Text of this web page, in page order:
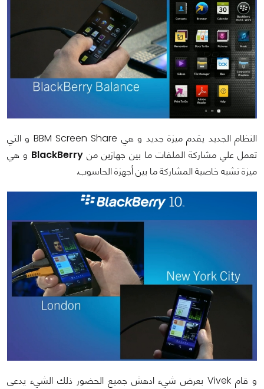
النظام الجديد يقدم ميزة جديد و هي BBM Screen Share و التي
تعمل علي مشاركة الملفات ما بين جهازين من BlackBerry و هي
ميزة تشبه خاصية المشاركة ما بين أجهزة الحاسوب.
و قام Vivekبعرض شيء ادهش جميع الحضور ذلك الشيء يدعى